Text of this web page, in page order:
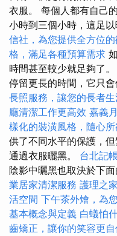
衣服。 每個人都有自己
小時到三個小時，這足以
信社，為您提供全方位
格，滿足各種預算需求
時間甚至較少就足夠了。
停留更長的時間，它只
長照服務，讓您的長者
廳清潔工作更高效 嘉義
樣化的裝潢風格，隨心
供了不同水平的保護，
通過衣服曬黑。 台北記
陰影中曬黑也取決於下面
業居家清潔服務 護理之
活空間 下午茶外燴，為
基本概念與定義 白蟻怕
齒矯正，讓你的笑容更